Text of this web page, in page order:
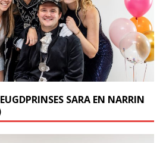
SARA EN NARRIN